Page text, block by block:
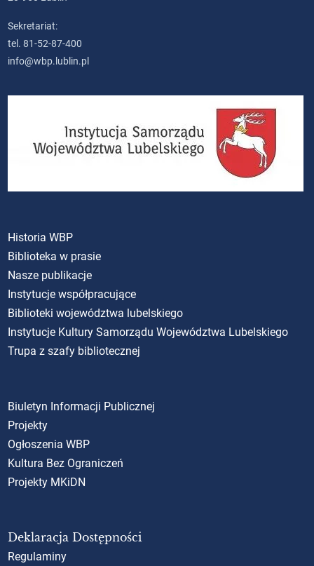
Sekretariat:
tel. 81-52-87-400
info@wbp.lublin.pl
Historia WBP
Biblioteka w prasie
Nasze publikacje
Instytucje współpracujące
Biblioteki województwa lubelskiego
Instytucje Kultury Samorządu Województwa Lubelskiego
Trupa z szafy bibliotecznej
Biuletyn Informacji Publicznej
Projekty
Ogłoszenia WBP
Kultura Bez Ograniczeń
Projekty MKiDN
Deklaracja Dostępności
Regulaminy